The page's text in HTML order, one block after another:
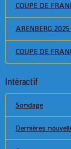
COUPE DE
ARENBERG
COUPE DE
Intéractif
Sondage
Dernières